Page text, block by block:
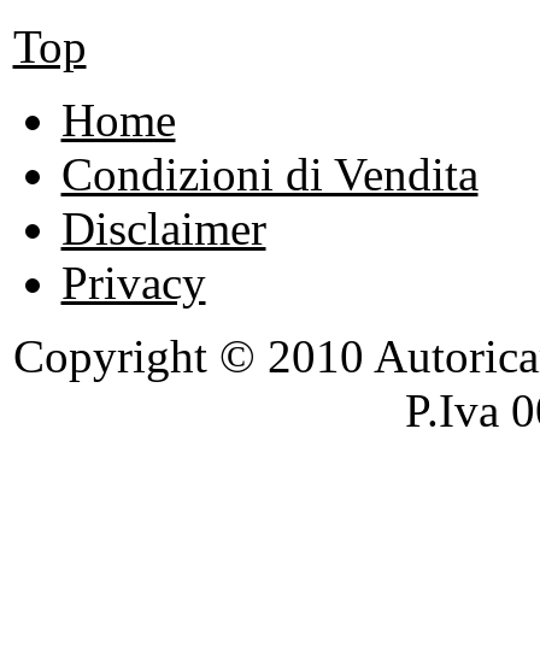
Top
Home
Condizioni di Vendita
Disclaimer
Privacy
Copyright © 2010
P.Iva